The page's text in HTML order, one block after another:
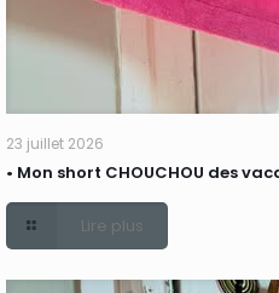
23 juillet 2026
• Mon short CHOUCHOU des
Lire plus